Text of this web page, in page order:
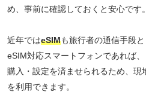
め、事前に確認しておくと安心です。
近年ではeSIMも旅行者の通信手段
eSIM対応スマートフォンであれば
購入・設定を済ませられるため、現
を利用できます。